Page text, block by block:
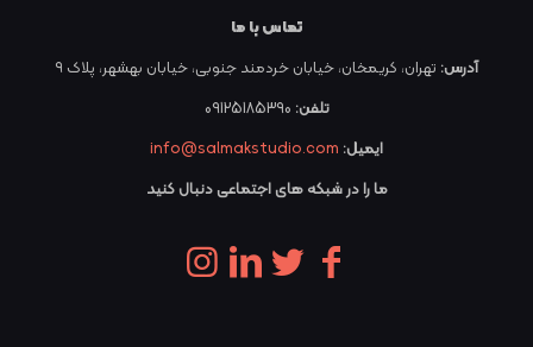
تماس با ما
آدرس: تهران، کریمخان، خیابان خردمند جنوبی، خیابان بهشهر، پلاک ۹
تلفن: 09125185390
ایمیل: info@salmakstudio.com
ما را در شبکه های اجتماعی دنبال کنید